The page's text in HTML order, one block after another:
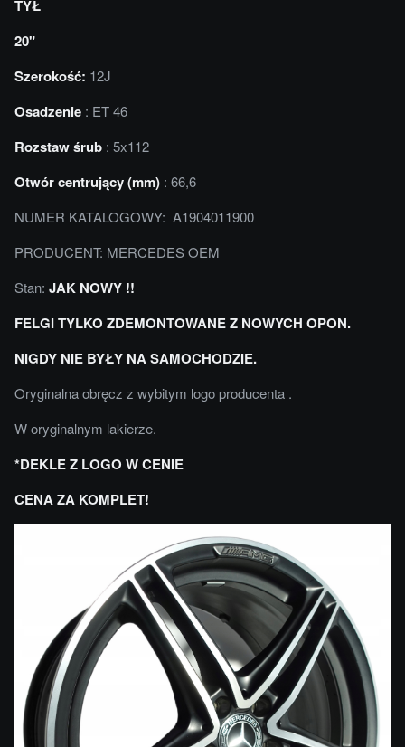
TYŁ
20"
Szerokość: 12J
Osadzenie : ET 46
Rozstaw śrub : 5x112
Otwór centrujący (mm) : 66,6
NUMER KATALOGOWY: A1904011900
PRODUCENT: MERCEDES OEM
Stan: JAK NOWY !!
FELGI TYLKO ZDEMONTOWANE Z NOWYCH OPON.
NIGDY NIE BYŁY NA SAMOCHODZIE.
Oryginalna obręcz z wybitym logo producenta .
W oryginalnym lakierze.
*DEKLE Z LOGO W CENIE
CENA ZA KOMPLET!